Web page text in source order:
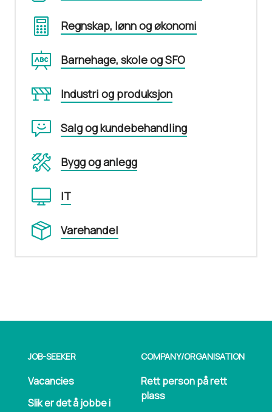
Regnskap, lønn og økonomi
Barnehage, skole og SFO
Industri og produksjon
Salg og kundebehandling
Bygg og anlegg
IT
Varehandel
JOB-SEEKER
Vacancies
Slik er det å jobbe i
COMPANY/​ORGANISATION
Rett person på rett
plass